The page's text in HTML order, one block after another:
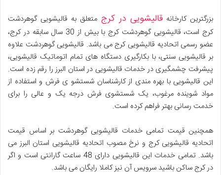
بزرگترین کارخانهقالیشویی در کرج متعلق به قالیشویی گوهردشت
کرج است، قالیشویی گوهردشت کرج با بیش از 30 سال سابقه در کرج،
عضو رسمی اتحادیه قالیشویی کرج می باشد. قالیشویی گوهردشت علاوه
بر قالیشویی سنتی، با بکارگیری دستگاه های تمام اتوماتیک قالیشویی،
پیشرفت چشمگیری در خدمات قالیشویی در استان البرز را رقم زده است.
این قالیشویی با بهره مندی از کارشناسان شستشو ی فرش و استفاده از
مواد شوینده مرغوب، یک شستشوی فرش درجه یک و عالی را برای
خدمت رسانی بهتر فراهم کرده است.
همچنین قیمت تمامی خدمات قالیشویی گوهردشت بر اساس قیمت
اتحادیه قالیشویی کرج و نرخ مصوب اتحادیه قالیشویی استان البرز می
باشد. تمامی خدمات این قالیشویی دارای 48 ساعت گارانتی است و اگر
در کرج ساکن باشید سرویس آن نیز کاملا رایگان می باشد.